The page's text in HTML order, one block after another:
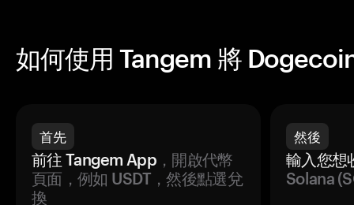
如何使用 Tangem 將
首先
前往 Tangem App，開啟代幣
頁面，例如 USDT，然後點選兌
換
然後
輸入您想
Solana